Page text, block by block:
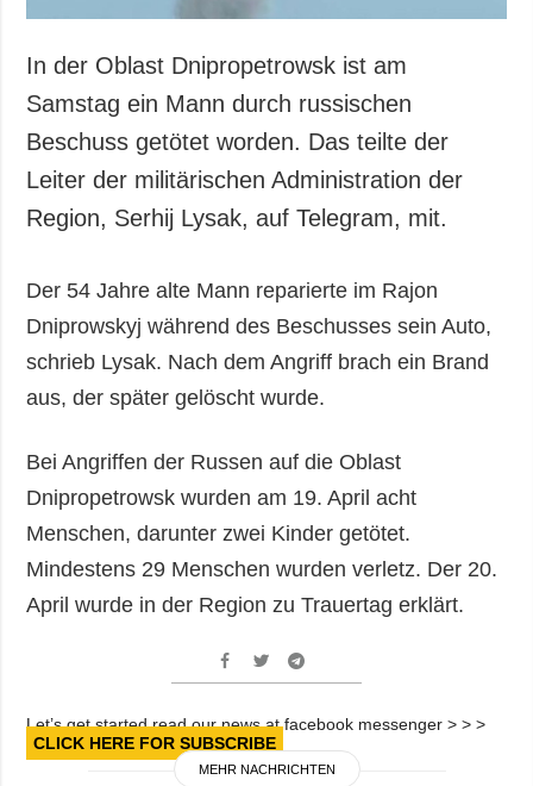
Kriminalität
Notstand und
ZUSÄTZLICH
Veröffentlichungen
Interview
Video
LEISTUNGEN
Abonnement
Fotobank
In der Oblast Dnipropetrowsk ist am
Samstag ein Mann durch russischen
Beschuss getötet worden. Das teilte der
Leiter der militärischen Administration der
Region, Serhij Lysak, auf Telegram, mit.
Der 54 Jahre alte Mann reparierte im Rajon
Dniprowskyj während des Beschusses sein Auto,
schrieb Lysak. Nach dem Angriff brach ein Brand
aus, der später gelöscht wurde.
Bei Angriffen der Russen auf die Oblast
Dnipropetrowsk wurden am 19. April acht
Menschen, darunter zwei Kinder getötet.
Mindestens 29 Menschen wurden verletz. Der 20.
April wurde in der Region zu Trauertag erklärt.
Let’s get started read our news at facebook messenger > > >
CLICK HERE FOR SUBSCRIBE
MEHR NACHRICHTEN